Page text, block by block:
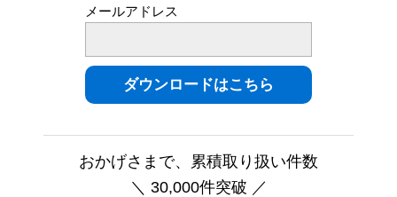
メールアドレス
おかげさまで、累積取り扱い件数
＼ 30,000件突破 ／